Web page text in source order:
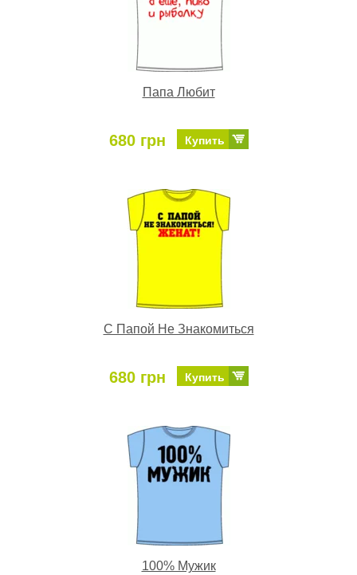
Папа Любит
680 грн Купить
С Папой Не Знакомиться
680 грн Купить
100% Мужик